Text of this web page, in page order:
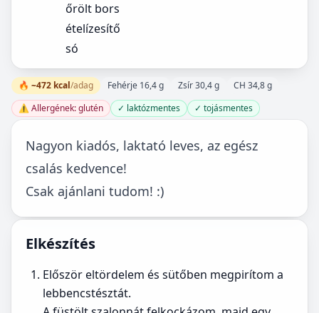
őrölt bors
ételízesítő
só
🔥 ~472 kcal/adag Fehérje 16,4 g Zsír 30,4 g
CH 34,8 g
⚠️ Allergének: glutén
✓ laktózmentes ✓ tojásmentes
Nagyon kiadós, laktató leves, az egész
csalás kedvence!
Csak ajánlani tudom! :)
Elkészítés
Először eltördelem és sütőben megpirítom a
lebbencstésztát.